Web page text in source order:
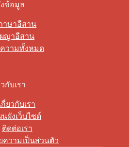
ข้อมูล
าษาอีสาน
ผญาอีสาน
วามทั้งหมด
กับเรา
กี่ยวกับเรา
นผังเว็บไซต์
ติดต่อเรา
ความเป็นส่วนตัว